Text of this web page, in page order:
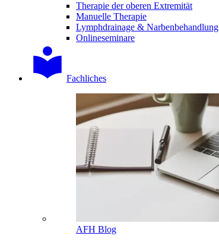
Therapie der oberen Extremität
Manuelle Therapie
Lymphdrainage & Narbenbehandlung
Onlineseminare
Fachliches
AFH Blog